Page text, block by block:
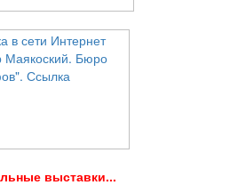
выставки...